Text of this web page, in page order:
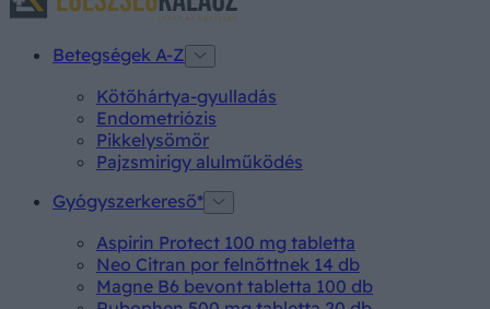
Betegségek A-Z
Kötőhártya-gyulladás
Endometriózis
Pikkelysömör
Pajzsmirigy alulműködés
Gyógyszerkereső*
Aspirin Protect 100 mg tabletta
Neo Citran por felnőttnek 14 db
Magne B6 bevont tabletta 100 db